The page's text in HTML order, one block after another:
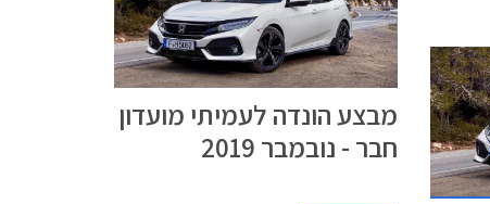
הונדה,
מבצע הונדה לעמיתי מועדון
חבר - נובמבר 2019